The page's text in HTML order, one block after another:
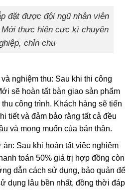
đặt được đội ngũ nhân viên
thực hiện cực kì chuyên
chỉn chu
nghiệm thu: Sau khi thi công
sẽ hoàn tất bàn giao sản phẩm
công trình. Khách hàng sẽ tiến
tiết và đảm bảo rằng tất cả đều
và mong muốn của bản thân.
án: Sau khi hoàn tất việc nghiệm
toán 50% giá trị hợp đồng còn
dẫn cách sử dụng, bảo quản để
dụng lâu bền nhất, đồng thời đáp